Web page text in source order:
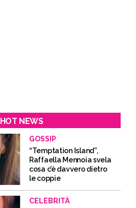
HOT NEWS
GOSSIP
“Temptation Island”,
Raffaella Mennoia svela
cosa c’è davvero dietro
le coppie
CELEBRITÀ